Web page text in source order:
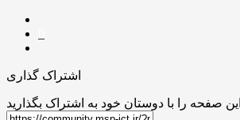
اشتراک گذاری